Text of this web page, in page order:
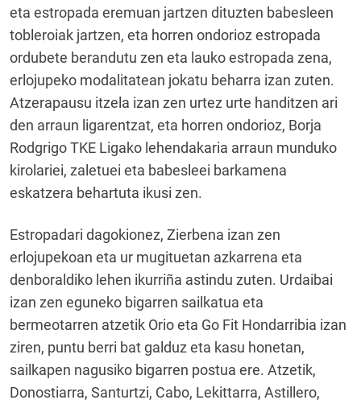
eta estropada eremuan jartzen dituzten babesleen
tobleroiak jartzen, eta horren ondorioz estropada
ordubete berandutu zen eta lauko estropada zena,
erlojupeko modalitatean jokatu beharra izan zuten.
Atzerapausu itzela izan zen urtez urte handitzen ari
den arraun ligarentzat, eta horren ondorioz, Borja
Rodgrigo TKE Ligako lehendakaria arraun munduko
kirolariei, zaletuei eta babesleei barkamena
eskatzera behartuta ikusi zen.
Estropadari dagokionez, Zierbena izan zen
erlojupekoan eta ur mugituetan azkarrena eta
denboraldiko lehen ikurriña astindu zuten. Urdaibai
izan zen eguneko bigarren sailkatua eta
bermeotarren atzetik Orio eta Go Fit Hondarribia izan
ziren, puntu berri bat galduz eta kasu honetan,
sailkapen nagusiko bigarren postua ere. Atzetik,
Donostiarra, Santurtzi, Cabo, Lekittarra, Astillero,